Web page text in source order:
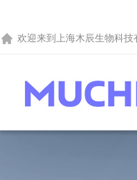
欢迎来到 上海木辰生物科技